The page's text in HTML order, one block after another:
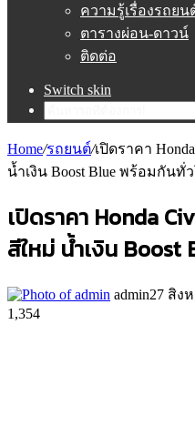
ความรู้เรื่องรถยน
ตารางผ่อน-ดาวน์
ติดต่อ
Switch skin
Home/รถยนต์/เปิดราคา
น้ำเงิน Boost Blue พร้อมกันทั่
เปิดราคา Honda
สีใหม่ น้ำเงิน
admin27 สิง
1,354